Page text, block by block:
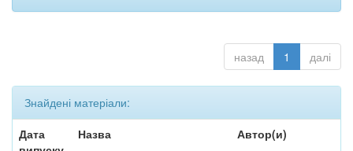
назад 1 далі
Знайдені матеріали:
Дата
Назва Автор(и)